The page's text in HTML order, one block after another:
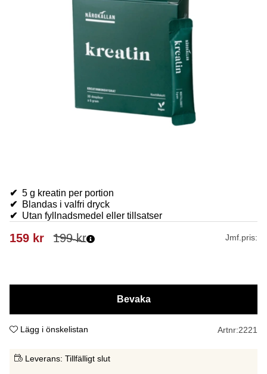
✔ 5 g kreatin per portion
✔
Blandas i valfri dryck
✔ Utan fyllnadsmedel eller tillsatser
199kr
159 kr Jmf.pris:
Bevaka
Lägg i önskelistan Artnr:2221
Leverans: Tillfälligt slut